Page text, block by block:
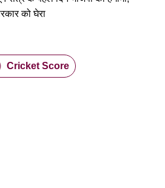
Cricket Score
को घेरा